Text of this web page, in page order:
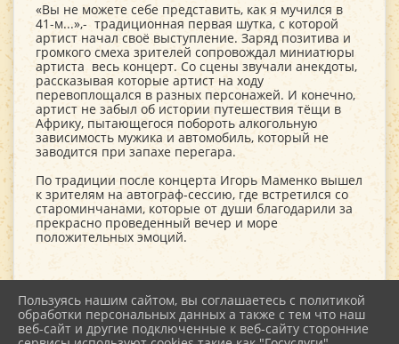
«Вы не можете себе представить, как я мучился в
41-м...»,- традиционная первая шутка, с которой
артист начал своё выступление. Заряд позитива и
громкого смеха зрителей сопровождал миниатюры
артиста весь концерт. Со сцены звучали анекдоты,
рассказывая которые артист на ходу
перевоплощался в разных персонажей. И конечно,
артист не забыл об истории путешествия тёщи в
Африку, пытающегося побороть алкогольную
зависимость мужика и автомобиль, который не
заводится при запахе перегара.
По традиции после концерта Игорь Маменко вышел
к зрителям на автограф-сессию, где встретился со
староминчанами, которые от души благодарили за
прекрасно проведенный вечер и море
положительных эмоций.
2026 г. kultstar.ru
Пользуясь нашим сайтом, вы соглашаетесь с политикой
обработки персональных данных а также с тем что наш
веб-сайт и другие подключенные к веб-сайту сторонние